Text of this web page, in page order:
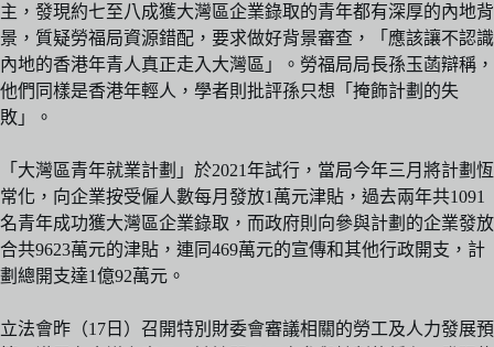
主，發現約七至八成獲大灣區企業錄取的青年都有深厚的內地背
景，質疑勞福局資源錯配，要求做好背景審查，「應該讓不認識
內地的香港年青人真正走入大灣區」。勞福局局長孫玉菡辯稱，
他們同樣是香港年輕人，學者則批評孫只想「掩飾計劃的失
敗」。
「大灣區青年就業計劃」於2021年試行，當局今年三月將計劃恆
常化，向企業按受僱人數每月發放1萬元津貼，過去兩年共1091
名青年成功獲大灣區企業錄取，而政府則向參與計劃的企業發放
合共9623萬元的津貼，連同469萬元的宣傳和其他行政開支，計
劃總開支達1億92萬元。
立法會昨（17日）召開特別財委會審議相關的勞工及人力發展預